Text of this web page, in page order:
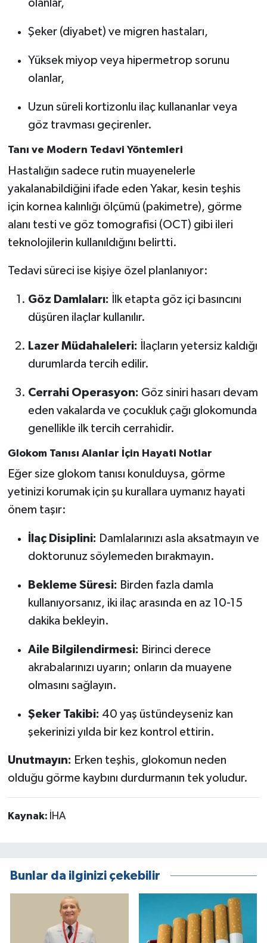
olanlar,
Şeker (diyabet) ve migren hastaları,
Yüksek miyop veya hipermetrop sorunu
olanlar,
Uzun süreli kortizonlu ilaç kullananlar veya
göz travması geçirenler.
Tanı ve Modern Tedavi Yöntemleri
Hastalığın sadece rutin muayenelerle
yakalanabildiğini ifade eden Yakar, kesin teşhis
için kornea kalınlığı ölçümü (pakimetre), görme
alanı testi ve göz tomografisi (OCT) gibi ileri
teknolojilerin kullanıldığını belirtti.
Tedavi süreci ise kişiye özel planlanıyor:
Göz Damlaları: İlk etapta göz içi basıncını
düşüren ilaçlar kullanılır.
Lazer Müdahaleleri: İlaçların yetersiz kaldığı
durumlarda tercih edilir.
Cerrahi Operasyon: Göz siniri hasarı devam
eden vakalarda ve çocukluk çağı glokomunda
genellikle ilk tercih cerrahidir.
Glokom Tanısı Alanlar İçin Hayati Notlar
Eğer size glokom tanısı konulduysa, görme
yetinizi korumak için şu kurallara uymanız hayati
önem taşır:
İlaç Disiplini: Damlalarınızı asla aksatmayın ve
doktorunuz söylemeden bırakmayın.
Bekleme Süresi: Birden fazla damla
kullanıyorsanız, iki ilaç arasında en az 10-15
dakika bekleyin.
Aile Bilgilendirmesi: Birinci derece
akrabalarınızı uyarın; onların da muayene
olmasını sağlayın.
Şeker Takibi: 40 yaş üstündeyseniz kan
şekerinizi yılda bir kez kontrol ettirin.
Unutmayın: Erken teşhis, glokomun neden
olduğu görme kaybını durdurmanın tek yoludur.
Kaynak: İHA
Bunlar da ilginizi çekebilir